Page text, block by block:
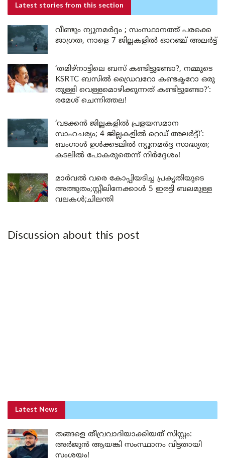
Latest stories from this section
വീണ്ടും ന്യൂനമർദ്ദം ; സംസ്ഥാനത്ത് പരക്കെ
ജാഗ്രത, നാളെ 7 ജില്ലകളിൽ ഓറഞ്ച് അലർട്ട്
‘തമിഴ്‌നാട്ടിലെ ബസ് കണ്ടിട്ടുണ്ടോ?, നമ്മുടെ
KSRTC ബസിൽ ഡ്രൈവറോ കണ്ടക്ടറോ ഒരു
തുള്ളി വെള്ളമൊഴിക്കുന്നത് കണ്ടിട്ടുണ്ടോ?’:
രമേശ് ചെന്നിത്തല!
‘വടക്കൻ ജില്ലകളിൽ പ്രളയസമാന
സാഹചര്യം; 4 ജില്ലകളിൽ റെഡ് അലർട്ട്!’:
ബംഗാൾ ഉൾക്കടലിൽ ന്യൂനമർദ്ദ സാദ്ധ്യത;
കടലിൽ പോകരുതെന്ന് നിർദ്ദേശം!
മാർവൽ വരെ കോപ്പിയടിച്ച പ്രകൃതിയുടെ
അത്ഭുതം;സ്റ്റീലിനേക്കാൾ 5 ഇരട്ടി ബലമുള്ള
വലകൾ;ചിലന്തി
Discussion about this post
Latest News
തങ്ങളെ തീവ്രവാദിയാക്കിയത് സിസ്റ്റം:
അർജുൻ ആയങ്കി സംസ്ഥാനം വിട്ടതായി
സംശയം!